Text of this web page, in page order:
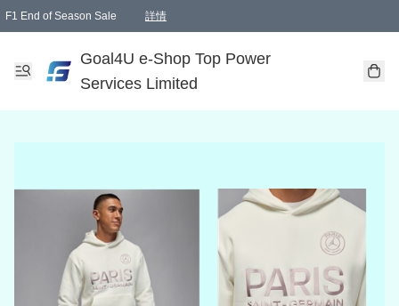
F1 End of Season Sale 詳情
Goal4U e-Shop Top Power
Services Limited